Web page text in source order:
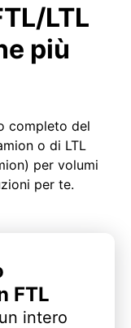
LTL
più
completo del
o di LTL
per volumi
per te.
FTL
intero